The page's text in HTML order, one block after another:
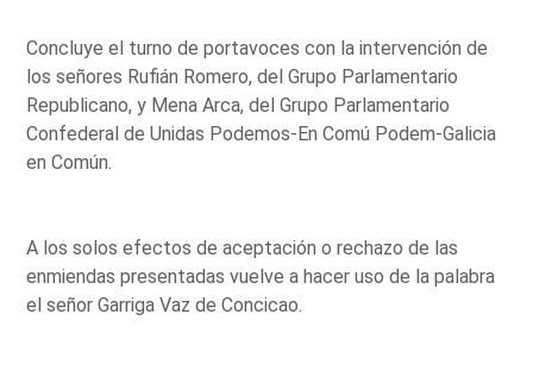
Concluye el turno de portavoces con la intervención de
los señores Rufián Romero, del Grupo Parlamentario
Republicano, y Mena Arca, del Grupo Parlamentario
Confederal de Unidas Podemos-En Comú Podem-Galicia
en Común.
A los solos efectos de aceptación o rechazo de las
enmiendas presentadas vuelve a hacer uso de la palabra
el señor Garriga Vaz de Concicao.